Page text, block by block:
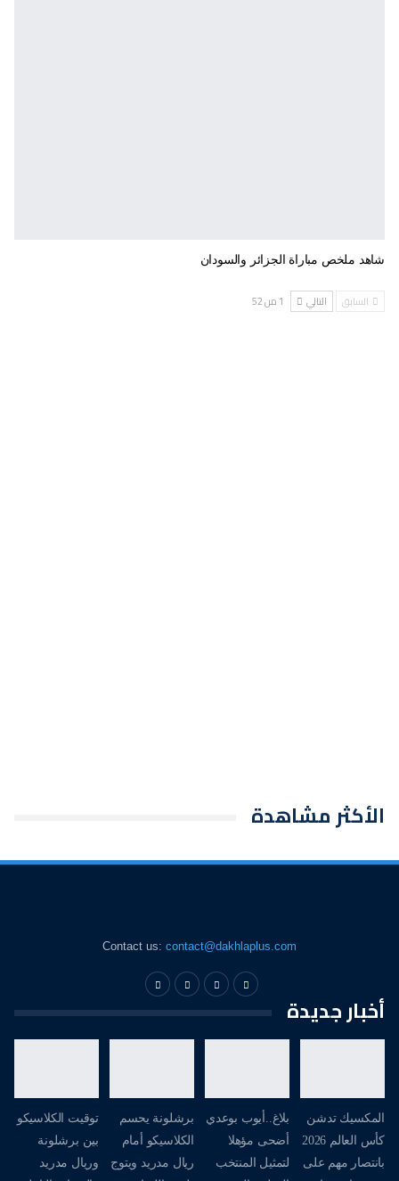
شاهد ملخص مباراة الجزائر والسودان
السابق التالي
الأكثر مشاهدة
Contact us:contact@dakhlaplus.com
أخبار جديدة
المكسيك تدشن
كأس العالم 2026
بانتصار مهم على
بلاغ..أيوب بوعدي
أضحى مؤهلا
لتمثيل المنتخب
برشلونة يحسم
الكلاسيكو أمام
ريال مدريد ويتوج
توقيت الكلاسيكو
بين برشلونة
وريال مدريد